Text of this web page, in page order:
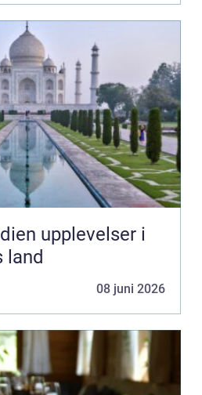
i
land
08 juni 2026